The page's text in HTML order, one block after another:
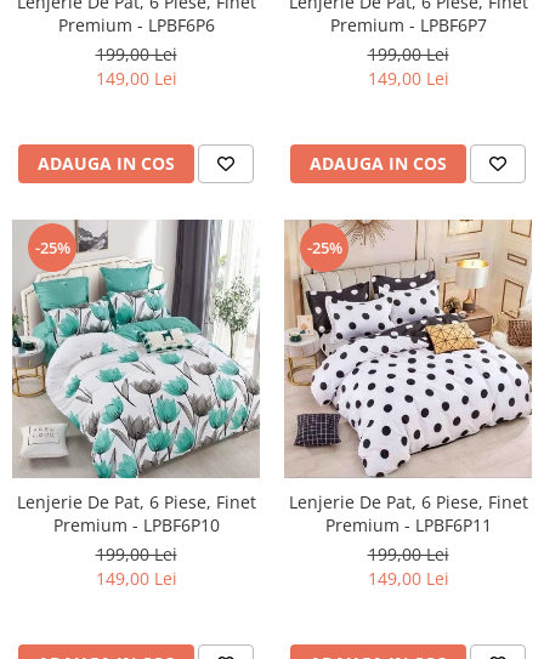
Premium - LPBF6P6
199,00 Lei
149,00 Lei
ADAUGA IN COS
Premium - LPBF6P7
199,00 Lei
149,00 Lei
ADAUGA IN COS
-25%
Lenjerie De Pat, 6 Piese, Finet
Premium - LPBF6P10
199,00 Lei
149,00 Lei
-25%
Lenjerie De Pat, 6 Piese, Finet
Premium - LPBF6P11
199,00 Lei
149,00 Lei